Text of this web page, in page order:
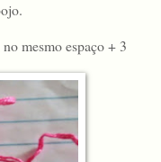
mesmo espaço + 3